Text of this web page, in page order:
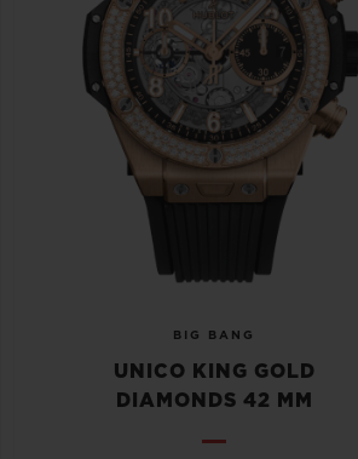
BIG BANG
UNICO KING GOLD
DIAMONDS 42 MM